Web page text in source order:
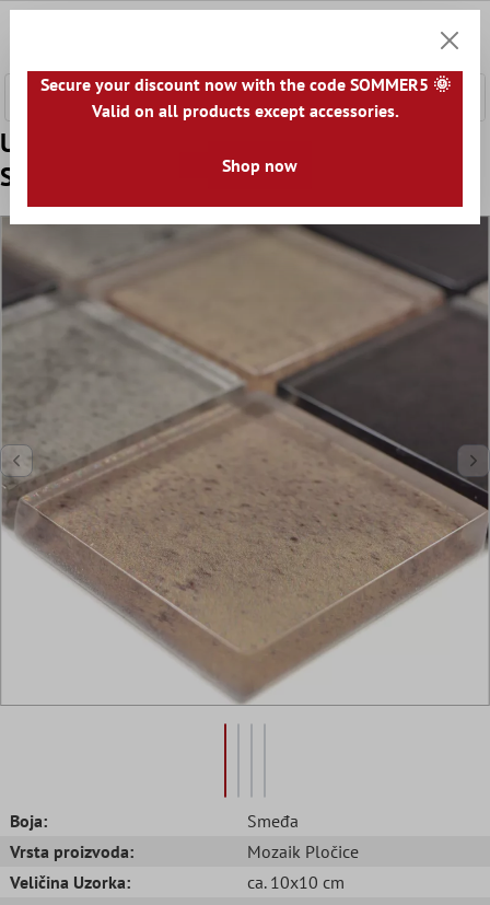
Uzorak Stakleni Mozaik Pločice Mignon
Smeđa
Boja:
Smeđa
Vrsta proizvoda:
Mozaik Pločice
Veličina Uzorka:
ca. 10x10 cm
Secure your discount now with the code SOMMER5 🌞
Valid on all products except accessories.
Shop now